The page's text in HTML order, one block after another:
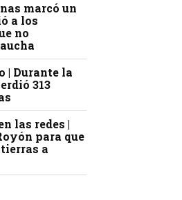
marcó un
a los
no
| Durante la
313
las redes |
para que
a